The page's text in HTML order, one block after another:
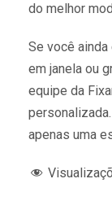
do melhor
Se você
em janela ou
equipe da
apenas uma